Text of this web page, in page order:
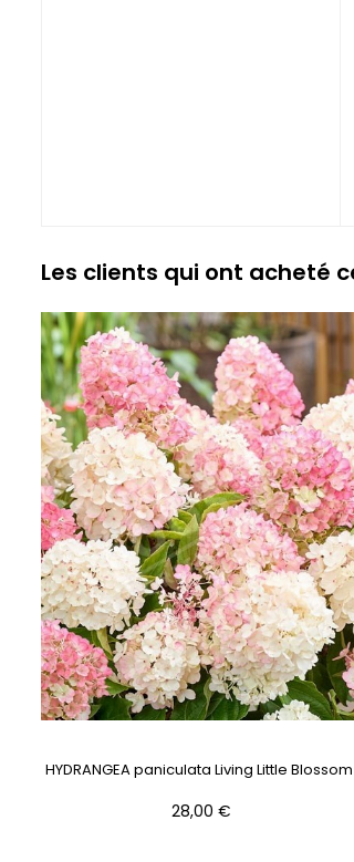
Les clients qui ont acheté
HYDRANGEA paniculata Living Little Blossom
Prix
28,00 €